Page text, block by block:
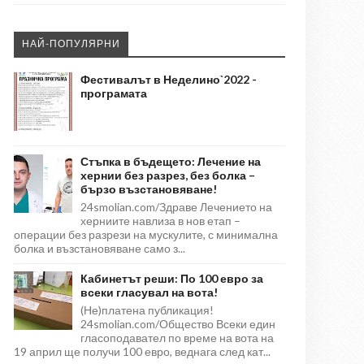
НАЙ-ПОПУЛЯРНИ
Фестивалът в Неделино`2022 -
програмата
Стъпка в бъдещето: Лечение на
хернии без разрез, без болка –
бързо възстановяване!
24smolian.com/Здраве Лечението на
херниите навлиза в нов етап –
операции без разрези на мускулите, с минимална
болка и възстановяване само з...
Кабинетът реши: По 100 евро за
всеки гласувал на вота!
(Не)платена публикация!
24smolian.com/Общество Всеки един
гласоподавател по време на вота на
19 април ще получи 100 евро, веднага след кат...